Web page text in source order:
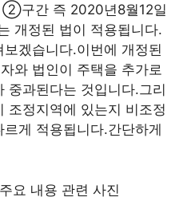
②구간 즉 2020년8월12일
개정된 법이 적용됩니다.
겠습니다.이번에 개정된
와 법인이 주택을 추가로
중과된다는 것입니다.그리
조정지역에 있는지 비조정
게 적용됩니다.간단하게